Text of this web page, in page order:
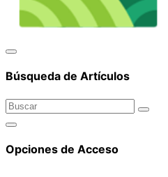
Búsqueda de Artículos
Opciones de Acceso